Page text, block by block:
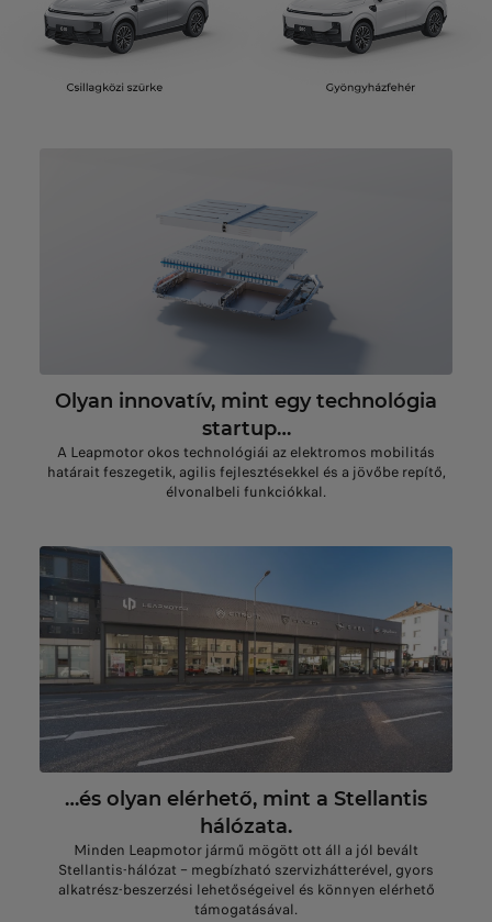
Olyan innovatív, mint egy technológia
startup…
A Leapmotor okos technológiái az elektromos mobilitás
határait feszegetik, agilis fejlesztésekkel és a jövőbe repítő,
élvonalbeli funkciókkal.
…és olyan elérhető, mint a Stellantis
hálózata.
Minden Leapmotor jármű mögött ott áll a jól bevált
Stellantis-hálózat – megbízható szervizhátterével, gyors
alkatrész-beszerzési lehetőségeivel és könnyen elérhető
támogatásával.